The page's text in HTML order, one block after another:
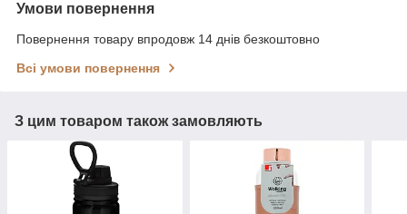
Умови повернення
Повернення товару впродовж 14 днів безкоштовно
Всі умови повернення
З цим товаром також замовляють